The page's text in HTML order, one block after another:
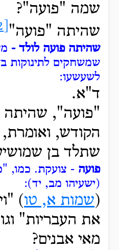
שמה "פועה"?
שהיתה "פועה"
שהיתה פועה לולד -
שמשחקים לתינוקות
לשעשעו:
ד"א.
"פועה", שהיתה
הקודש,
שתלד בן
פועה - צועקת. כמו,
(ישעיהו מב, יד):
(שמות א, טו)
את העבריות"
מאי אבנים?